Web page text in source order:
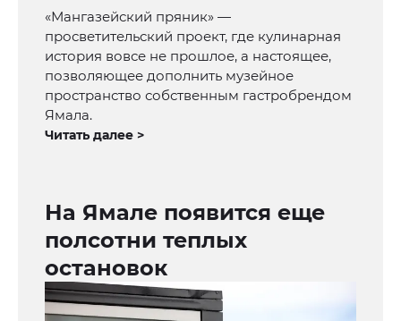
«Мангазейский пряник» —
просветительский проект, где кулинарная
история вовсе не прошлое, а настоящее,
позволяющее дополнить музейное
пространство собственным гастробрендом
Ямала.
Читать далее >
На Ямале появится еще
полсотни теплых
остановок